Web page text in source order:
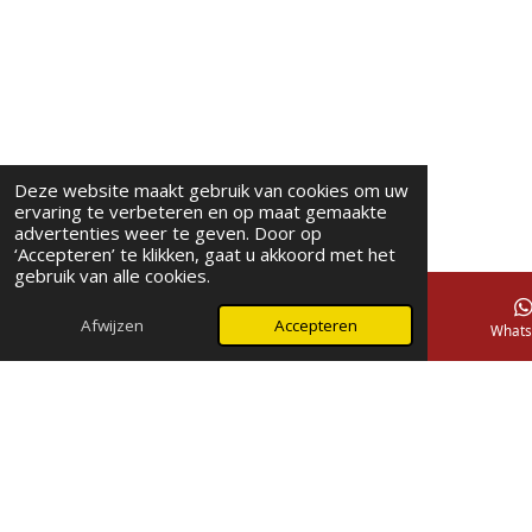
Deze website maakt gebruik van cookies om uw
ervaring te verbeteren en op maat gemaakte
advertenties weer te geven. Door op
‘Accepteren’ te klikken, gaat u akkoord met het
gebruik van alle cookies.
Afwijzen Accepteren
E-mailadres Telefoonnummer